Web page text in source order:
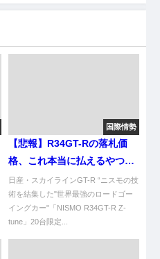
国際情勢
【悲報】R34GT-Rの落札価
格、これ本当に払えるやつお
るんか？ｗ
日産・スカイラインGT-R “ニスモの技
術を結集した"世界最強のロードゴー
イングカー"「NISMO R34GT-R Z-
tune」20台限定...